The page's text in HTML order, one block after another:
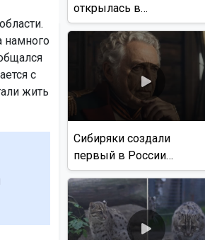
намного
с
жить
открылась в
Новосибирске
Сибиряки создали
первый в России
документальный фильм
с использованием ИИ